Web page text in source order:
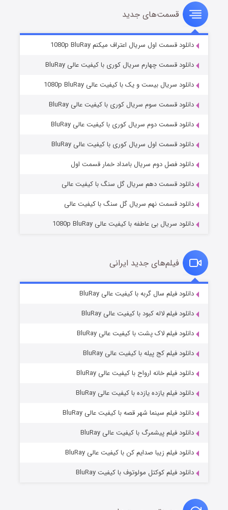
سریال زشت
قسمت۲ (زیرنویس) منتشر شد
مردگان متحرک: شهر مرده ۳
قسمت۲ (زیرنویس) منتشر شد
قسمت۷ (زیرنویس) منتشر شد
قسمت‌های جدید
دانلود قسمت اول سریال اعتراف میکنم 1080p BluRay
دانلود قسمت چهارم سریال کوری با کیفیت عالی BluRay
دانلود سریال بیست و یک با کیفیت عالی 1080p BluRay
دانلود قسمت سوم سریال کوری با کیفیت عالی BluRay
دانلود قسمت دوم سریال کوری با کیفیت عالی BluRay
دانلود قسمت اول سریال کوری با کیفیت عالی BluRay
دانلود فصل دوم سریال بامداد خمار قسمت اول
دانلود قسمت دهم سریال گل سنگ با کیفیت عالی
دانلود قسمت نهم سریال گل سنگ با کیفیت عالی
دانلود سریال بی عاطفه با کیفیت عالی 1080p BluRay
فیلم‌های جدید ایرانی
دانلود فیلم سال گربه با کیفیت عالی BluRay
دانلود فیلم لاله کبود با کیفیت عالی BluRay
دانلود فیلم لاک پشت با کیفیت عالی BluRay
دانلود فیلم کج‌ پیله با کیفیت عالی BluRay
دانلود فیلم خانه ارواح با کیفیت عالی BluRay
دانلود فیلم یازده یازده با کیفیت عالی BluRay
دانلود فیلم سینما شهر قصه با کیفیت عالی BluRay
دانلود فیلم پیشمرگ با کیفیت عالی BluRay
دانلود فیلم زیبا صدایم کن با کیفیت عالی BluRay
دانلود فیلم کوکتل مولوتوف با کیفیت BluRay